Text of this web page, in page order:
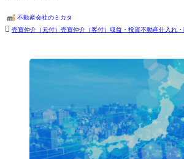
不動産会社のミカタ
 売買仲介（元付） 売買仲介（客付） 収益・投資不動産仕入れ